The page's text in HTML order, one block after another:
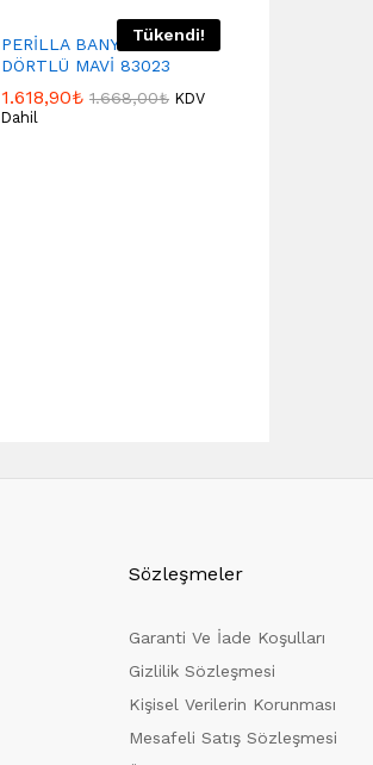
Tükendi!
PERİLLA BANYO SETİ
DÖRTLÜ MAVİ 83023
1.618,90₺ 1.668,00₺ KDV
Dahil
Sözleşmeler
Garanti Ve İade Koşulları
Gizlilik Sözleşmesi
Kişisel Verilerin Korunması
Mesafeli Satış Sözleşmesi